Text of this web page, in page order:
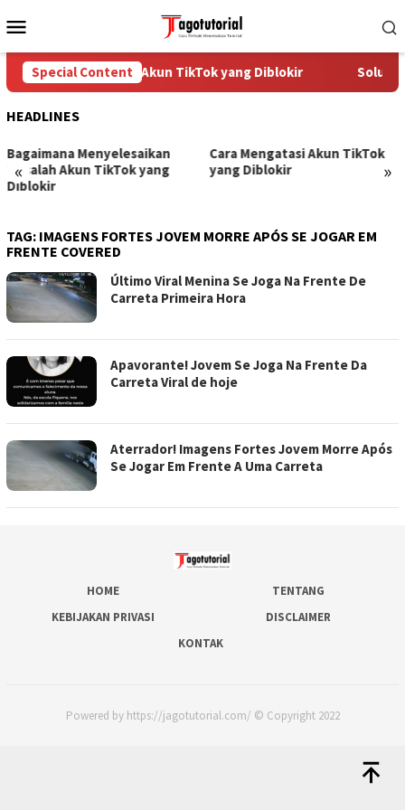
to
Menu
Special Content
Cara Mengatasi Akun TikTok yang Diblokir Solusi
HEADLINES
« »
Bagaimana Menyelesaikan
Masalah Akun TikTok yang
Diblokir
Cara Mengatasi Akun TikTok
yang Diblokir
TAG: IMAGENS FORTES JOVEM MORRE APÓS SE JOGAR EM
FRENTE COVERED
Último Viral Menina Se Joga Na Frente De
Carreta Primeira Hora
Apavorante! Jovem Se Joga Na Frente Da
Carreta Viral de hoje
Aterrador! Imagens Fortes Jovem Morre Após
Se Jogar Em Frente A Uma Carreta
HOME
TENTANG
KEBIJAKAN PRIVASI
DISCLAIMER
KONTAK
Powered by https://jagotutorial.com/ © Copyright 2022